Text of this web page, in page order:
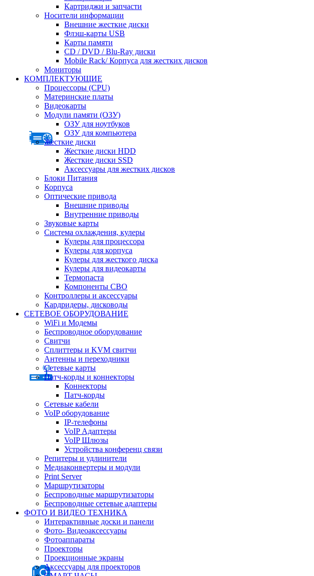
Картриджи и запчасти
Носители информации
Внешние жесткие диски
Флэш-карты USB
Карты памяти
CD / DVD / Blu-Ray диски
Mobile Rack/ Корпуса для жестких дисков
Мониторы
КОМПЛЕКТУЮЩИЕ
Процессоры (CPU)
Материнские платы
Видеокарты
Модули памяти (ОЗУ)
ОЗУ для ноутбуков
ОЗУ для компьютера
Жесткие диски
Жесткие диски HDD
Жесткие диски SSD
Аксессуары для жестких дисков
Блоки Питания
Корпуса
Оптические привода
Внешние приводы
Внутренние приводы
Звуковые карты
Система охлаждения, кулеры
Кулеры для процессора
Кулеры для корпуса
Кулеры для жесткого диска
Кулеры для видеокарты
Термопаста
Компоненты СВО
Контроллеры и аксессуары
Кардридеры, дисководы
СЕТЕВОЕ ОБОРУДОВАНИЕ
WiFi и Модемы
Беспроводное оборудование
Свитчи
Сплиттеры и KVM свитчи
Антенны и переходники
Сетевые карты
Патч-корды и коннекторы
Коннекторы
Патч-корды
Сетевые кабели
VoIP оборудование
IP-телефоны
VoIP Адаптеры
VoIP Шлюзы
Устройства конференц связи
Репитеры и удлинители
Медиаконвертеры и модули
Print Server
Маршрутизаторы
Беспроводные маршрутизаторы
Беспроводные сетевые адаптеры
ФОТО И ВИДЕО ТЕХНИКА
Интерактивные доски и панели
Фото- Видеоаксессуары
Фотоаппараты
Проекторы
Проекционные экраны
Аксессуары для проекторов